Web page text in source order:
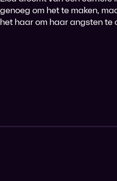
genoeg om het te maken,
het haar om haar angsten te